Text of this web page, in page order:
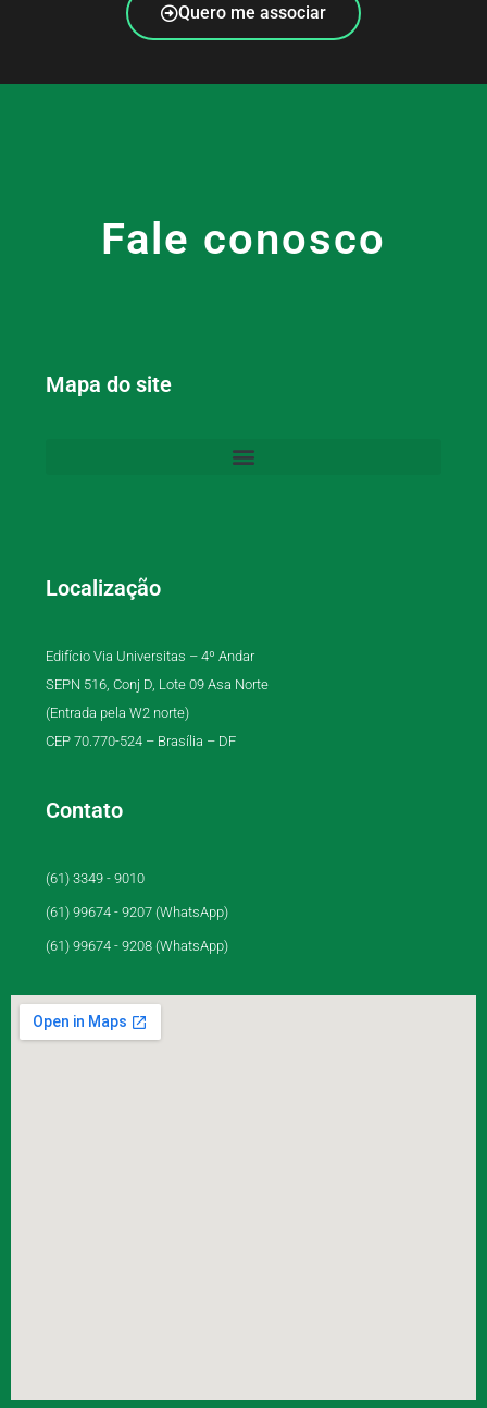
Quero me associar
Fale conosco
Mapa do site
Localização
Edifício Via Universitas – 4º Andar
SEPN 516, Conj D, Lote 09 Asa Norte
(Entrada pela W2 norte)
CEP 70.770-524 – Brasília – DF
Contato
(61) 3349 - 9010
(61) 99674 - 9207 (WhatsApp)
(61) 99674 - 9208 (WhatsApp)